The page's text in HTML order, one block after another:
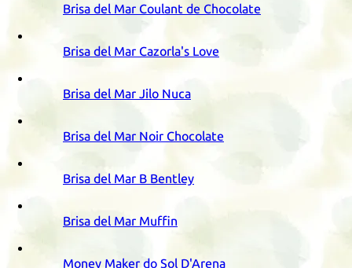
Brisa del Mar Coulant de Chocolate
Brisa del Mar Cazorla's Love
Brisa del Mar Jilo Nuca
Brisa del Mar Noir Chocolate
Brisa del Mar B Bentley
Brisa del Mar Muffin
Money Maker do Sol D'Arena